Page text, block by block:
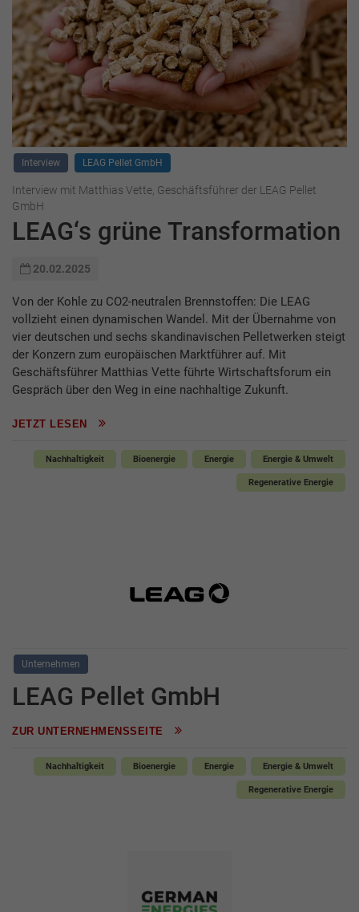
Interview LEAG Pellet GmbH
Interview mit Matthias Vette, Geschäftsführer der LEAG Pellet
GmbH
LEAG‘s grüne Transformation
20.02.2025
Von der Kohle zu CO2-neutralen Brennstoffen: Die LEAG
vollzieht einen dynamischen Wandel. Mit der Übernahme von
vier deutschen und sechs skandinavischen Pelletwerken steigt
der Konzern zum europäischen Marktführer auf. Mit
Geschäftsführer Matthias Vette führte Wirtschaftsforum ein
Gespräch über den Weg in eine nachhaltige Zukunft.
JETZT LESEN
Nachhaltigkeit Bioenergie Energie Energie & Umwelt
Regenerative Energie
Unternehmen
LEAG Pellet GmbH
ZUR UNTERNEHMENSSEITE
Nachhaltigkeit Bioenergie Energie Energie & Umwelt
Regenerative Energie